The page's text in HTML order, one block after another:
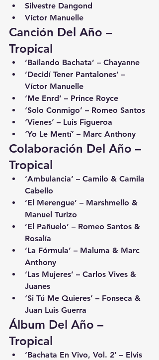
Silvestre Dangond
Víctor Manuelle
Canción Del Año –
Tropical
‘Bailando Bachata’ – Chayanne
‘Decidí Tener Pantalones’ –
Víctor Manuelle
‘Me Enrd’ – Prince Royce
‘Solo Conmigo’ – Romeo Santos
‘Vienes’ – Luis Figueroa
‘Yo Le Mentí’ – Marc Anthony
Colaboración Del Año –
Tropical
‘Ambulancia’ – Camilo & Camila
Cabello
‘El Merengue’ – Marshmello &
Manuel Turizo
‘El Pañuelo’ – Romeo Santos &
Rosalía
‘La Fórmula’ – Maluma & Marc
Anthony
‘Las Mujeres’ – Carlos Vives &
Juanes
‘Si Tú Me Quieres’ – Fonseca &
Juan Luis Guerra
Álbum Del Año –
Tropical
‘Bachata En Vivo, Vol. 2’ – Elvis